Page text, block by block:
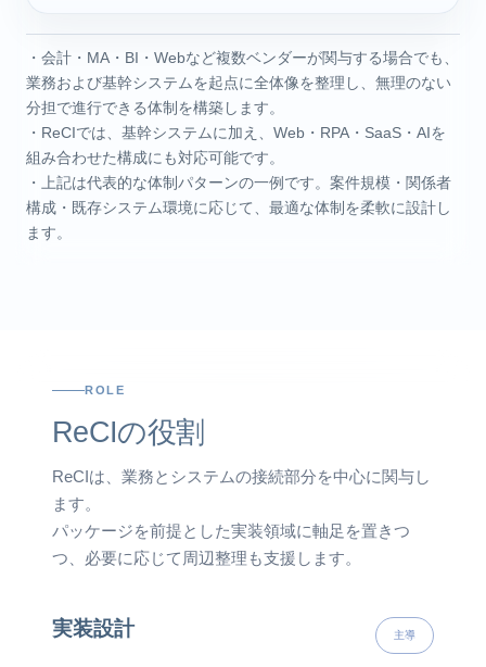
・会計・MA・BI・Webなど複数ベンダーが関与する場合でも、
業務および基幹システムを起点に全体像を整理し、無理のない
分担で進行できる体制を構築します。
・ReCIでは、基幹システムに加え、Web・RPA・SaaS・AIを
組み合わせた構成にも対応可能です。
・上記は代表的な体制パターンの一例です。案件規模・関係者
構成・既存システム環境に応じて、最適な体制を柔軟に設計し
ます。
ROLE
ReCIの役割
ReCIは、業務とシステムの接続部分を中心に関与し
ます。
パッケージを前提とした実装領域に軸足を置きつ
つ、必要に応じて周辺整理も支援します。
実装設計 主導